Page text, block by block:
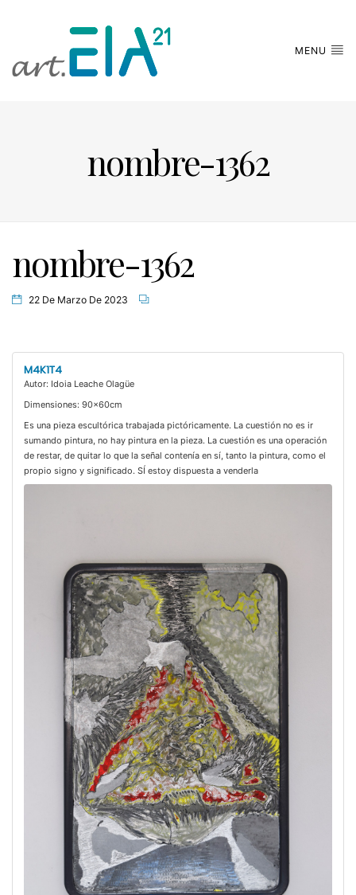
MENU
nombre-1362
nombre-1362
22 De Marzo De 2023
M4K1T4
Autor: Idoia Leache Olagüe
Dimensiones: 90x60cm
Es una pieza escultórica trabajada pictóricamente. La cuestión no es ir
sumando pintura, no hay pintura en la pieza. La cuestión es una operación
de restar, de quitar lo que la señal contenía en sí, tanto la pintura, como el
propio signo y significado. SÍ estoy dispuesta a venderla